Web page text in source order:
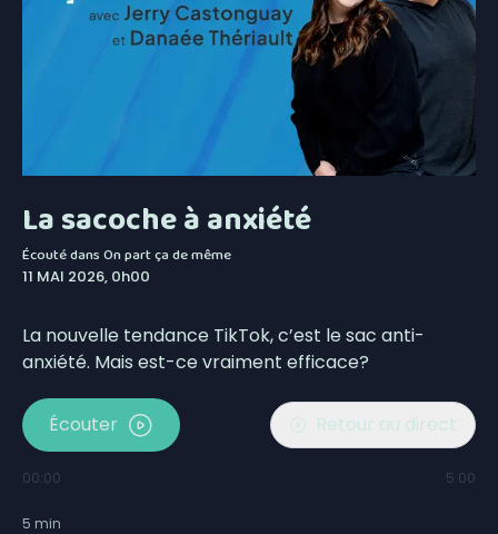
La sacoche à anxiété
Écouté dansOn part ça de même
11 MAI 2026, 0h00
La nouvelle tendance TikTok, c’est le sac anti-
anxiété. Mais est-ce vraiment efficace?
Écouter Retour au direct
00:00 5:00
5 min